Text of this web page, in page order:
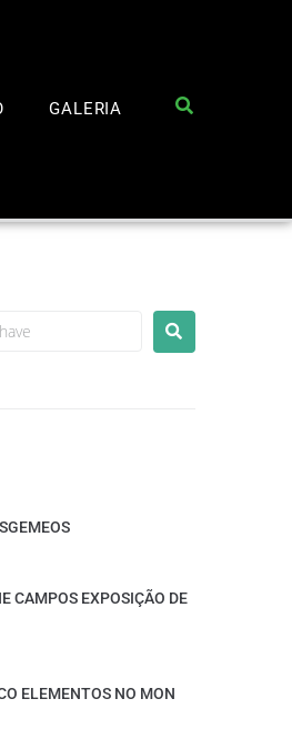
GALERIA
CAMPOS EXPOSIÇÃO DE
ELEMENTOS NO MON